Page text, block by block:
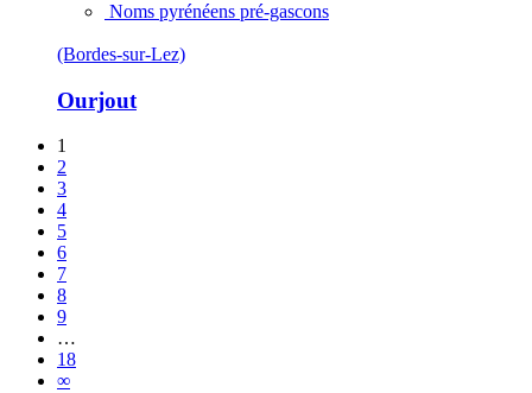
Noms pyrénéens pré-gascons
(Bordes-sur-Lez)
Ourjout
1
2
3
4
5
6
7
8
9
…
18
∞